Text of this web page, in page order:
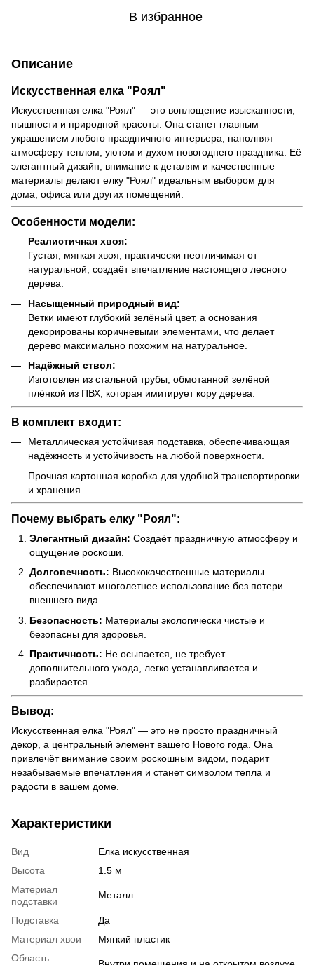
В избранное
Описание
Искусственная елка "Роял"
Искусственная елка "Роял" — это воплощение изысканности,
пышности и природной красоты. Она станет главным
украшением любого праздничного интерьера, наполняя
атмосферу теплом, уютом и духом новогоднего праздника. Её
элегантный дизайн, внимание к деталям и качественные
материалы делают елку "Роял" идеальным выбором для
дома, офиса или других помещений.
Особенности модели:
Реалистичная хвоя:
Густая, мягкая хвоя, практически неотличимая от
натуральной, создаёт впечатление настоящего лесного
дерева.
Насыщенный природный вид:
Ветки имеют глубокий зелёный цвет, а основания
декорированы коричневыми элементами, что делает
дерево максимально похожим на натуральное.
Надёжный ствол:
Изготовлен из стальной трубы, обмотанной зелёной
плёнкой из ПВХ, которая имитирует кору дерева.
В комплект входит:
Металлическая устойчивая подставка, обеспечивающая
надёжность и устойчивость на любой поверхности.
Прочная картонная коробка для удобной транспортировки
и хранения.
Почему выбрать елку "Роял":
Элегантный дизайн: Создаёт праздничную атмосферу и
ощущение роскоши.
Долговечность: Высококачественные материалы
обеспечивают многолетнее использование без потери
внешнего вида.
Безопасность: Материалы экологически чистые и
безопасны для здоровья.
Практичность: Не осыпается, не требует
дополнительного ухода, легко устанавливается и
разбирается.
Вывод:
Искусственная елка "Роял" — это не просто праздничный
декор, а центральный элемент вашего Нового года. Она
привлечёт внимание своим роскошным видом, подарит
незабываемые впечатления и станет символом тепла и
радости в вашем доме.
Характеристики
Вид
Елка искусственная
Высота
1.5 м
Материал
подставки
Металл
Подставка
Да
Материал хвои
Мягкий пластик
Область